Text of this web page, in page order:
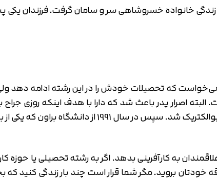
خانواده خسروشاهی سر و سامان گرفت. فرزندان
می‌خواست که تحصیلات خودش را در این رشته ادامه دهد
اصرار پدر باعث شد که دارا با هدف اینکه روزی جراح
نتوانست در این رشته ادامه تحصیل بدهد و در نهایت وارد رشته مهندسی
به کارآفرینی بدهد. اگر به رشته تحصیلی یا حوزه
بروید. مگر شما قرار است چند بار زندگی کنید که
اصلاح شماره
تایید کد
شدم